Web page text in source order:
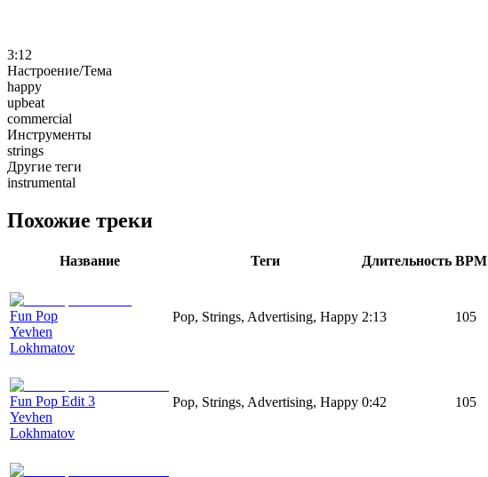
3:12
Настроение/Тема
happy
upbeat
commercial
Инструменты
strings
Другие теги
instrumental
Похожие треки
Название Теги Длительность BPM
Fun Pop
Yevhen
Lokhmatov
Pop, Strings, Advertising, Happy 2:13 105
Fun Pop Edit 3
Yevhen
Lokhmatov
Pop, Strings, Advertising, Happy 0:42 105